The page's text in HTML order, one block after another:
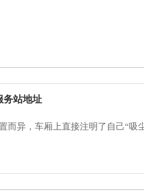
格自然也是不便宜的，厂家推
务站地址
而异，车厢上直接注明了自己“